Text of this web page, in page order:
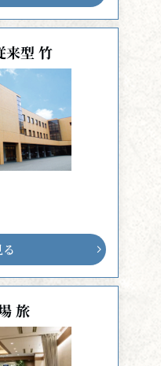
来型 竹
旅